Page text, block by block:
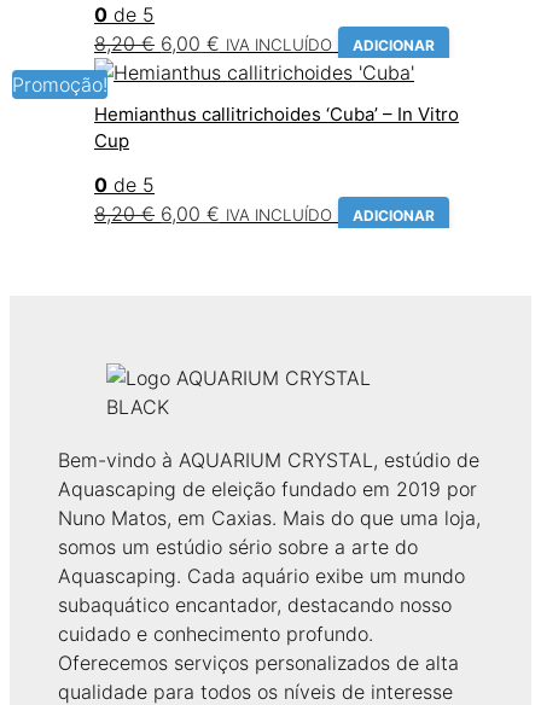
0 de 5
8,20€ O
preço
era:
6,00 € O
preço
é:
IVA INCLUÍDO ADICIONAR
Promoção!
Hemianthus callitrichoides ‘Cuba’ – In Vitro
Cup
0 de 5
8,20€ O
6,00 € O
IVA INCLUÍDO ADICIONAR
Bem-vindo à AQUARIUM CRYSTAL, estúdio de
Aquascaping de eleição fundado em 2019 por
Nuno Matos, em Caxias. Mais do que uma loja,
somos um estúdio sério sobre a arte do
Aquascaping. Cada aquário exibe um mundo
subaquático encantador, destacando nosso
cuidado e conhecimento profundo.
Oferecemos serviços personalizados de alta
qualidade para todos os níveis de interesse